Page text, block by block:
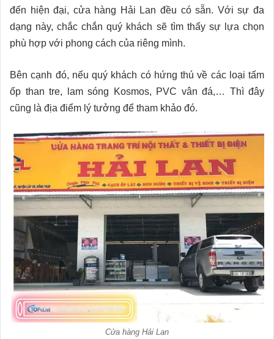
đến hiện đại, cửa hàng Hải Lan đều có sẵn. Với sự đa
dạng này, chắc chắn quý khách sẽ tìm thấy sự lựa chọn
phù hợp với phong cách của riêng mình.
Bên cạnh đó, nếu quý khách có hứng thú về các loại tấm
ốp than tre, lam sóng Kosmos, PVC vân đá,… Thì đây
cũng là địa điểm lý tưởng để tham khảo đó.
Cửa hàng Hải Lan